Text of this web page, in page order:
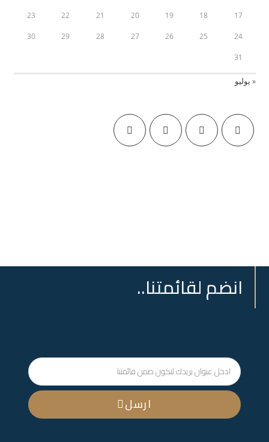
17
18
19
20
21
22
23
24
25
26
27
28
29
30
31
« يوليو
انضم لقائمتنا..
ارسل